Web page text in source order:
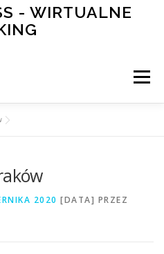
- WIRTUALNE
Menu
2020 [DATA] PRZEZ